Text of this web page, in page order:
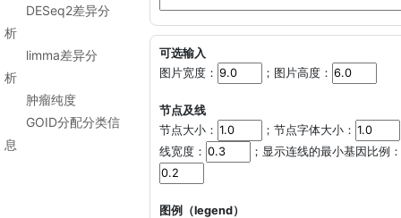
DESeq2差异分
析
limma差异分
析
肿瘤纯度
GOID分配分类信
息
可选输入
图片宽度：
；图片高度：
节点及线
节点大小：
；节点字体大小：
线宽度：
；显示连线的最小基因比例：
图例（legend）